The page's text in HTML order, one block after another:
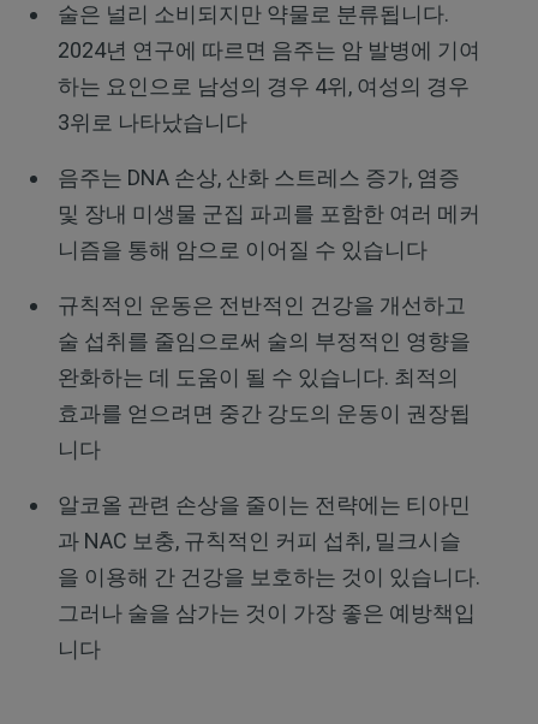
술은 널리 소비되지만 약물로 분류됩니다.
2024년 연구에 따르면 음주는 암 발병에 기여
하는 요인으로 남성의 경우 4위, 여성의 경우
3위로 나타났습니다
음주는 DNA 손상, 산화 스트레스 증가, 염증
및 장내 미생물 군집 파괴를 포함한 여러 메커
니즘을 통해 암으로 이어질 수 있습니다
규칙적인 운동은 전반적인 건강을 개선하고
술 섭취를 줄임으로써 술의 부정적인 영향을
완화하는 데 도움이 될 수 있습니다. 최적의
효과를 얻으려면 중간 강도의 운동이 권장됩
니다
알코올 관련 손상을 줄이는 전략에는 티아민
과 NAC 보충, 규칙적인 커피 섭취, 밀크시슬
을 이용해 간 건강을 보호하는 것이 있습니다.
그러나 술을 삼가는 것이 가장 좋은 예방책입
니다